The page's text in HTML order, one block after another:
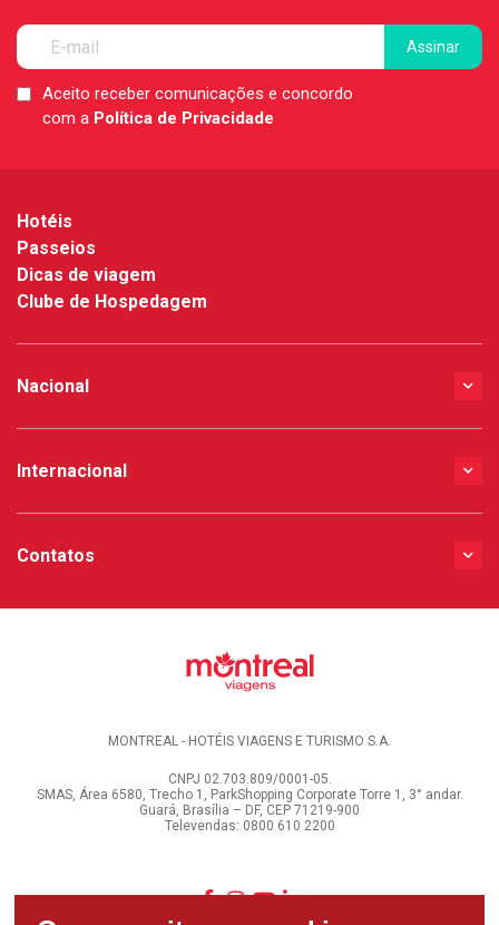
LGPDAceito receber comunicações e concordo
com a Política de Privacidade
Hotéis
Passeios
Dicas de viagem
Clube de Hospedagem
Nacional
Internacional
Contatos
MONTREAL - HOTÉIS VIAGENS E TURISMO S.A.
CNPJ 02.703.809/0001-05.
SMAS, Área 6580, Trecho 1, ParkShopping Corporate Torre 1, 3° andar.
Guará, Brasília – DF, CEP 71219-900
Televendas: 0800 610 2200